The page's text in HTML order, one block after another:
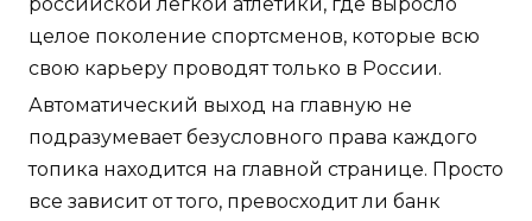
российской лёгкой атлетики, где выросло
целое поколение спортсменов, которые всю
свою карьеру проводят только в России.
Автоматический выход на главную не
подразумевает безусловного права каждого
топика находится на главной странице. Просто
все зависит от того, превосходит ли банк